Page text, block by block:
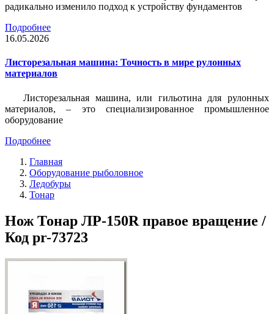
радикально изменило подход к устройству фундаментов
Подробнее
16.05.2026
Листорезальная машина: Точность в мире рулонных
материалов
Листорезальная машина, или гильотина для рулонных
материалов, – это специализированное промышленное
оборудование
Подробнее
Главная
Оборудование рыболовное
Ледобуры
Тонар
Нож Тонар ЛР-150R правое вращение /
Код pr-73723